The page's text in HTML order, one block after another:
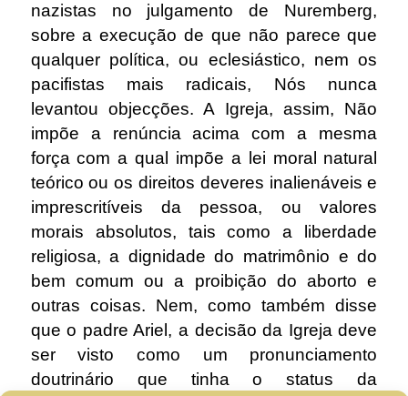
nazistas no julgamento de Nuremberg,
sobre a execução de que não parece que
qualquer política, ou eclesiástico, nem os
pacifistas mais radicais, Nós nunca
levantou objecções.A Igreja, assim, Não
impõe a renúncia acima com a mesma
força com a qual impõe a lei moral natural
teórico ou os direitos deveres inalienáveis ​​e
imprescritíveis da pessoa, ou valores
morais absolutos, tais como a liberdade
religiosa, a dignidade do matrimônio e do
bem comum ou a proibição do aborto e
outras coisas. Nem, como também disse
que o padre Ariel, a decisão da Igreja deve
ser visto como um pronunciamento
doutrinário que tinha o status da